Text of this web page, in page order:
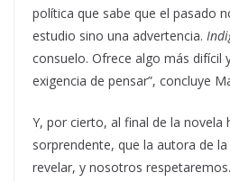
política que sabe que el pasado
estudio sino una advertencia.
consuelo. Ofrece algo más difícil
exigencia de pensar”, concluye
Y, por cierto, al final de la novela
sorprendente, que la autora de
revelar, y nosotros respetaremos.